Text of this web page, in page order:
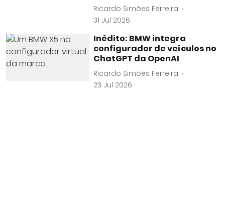
Ricardo Simões Ferreira
31 Jul 2026
Inédito: BMW integra
configurador de veículos no
ChatGPT da OpenAI
Ricardo Simões Ferreira
23 Jul 2026